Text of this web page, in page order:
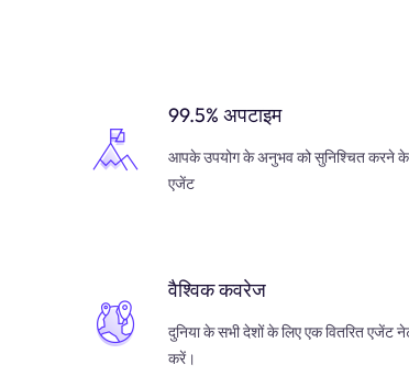
99.5% अपटाइम
आपके उपयोग के अनुभव को सुनिश्चित करने के
एजेंट
वैश्विक कवरेज
दुनिया के सभी देशों के लिए एक वितरित एजेंट
करें।